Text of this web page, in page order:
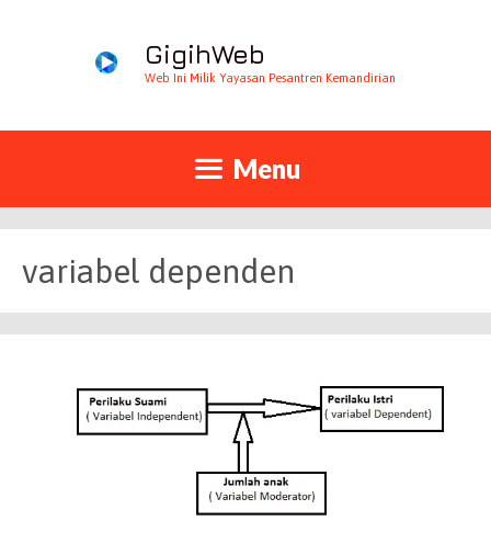
GigihWeb
Web Ini Milik Yayasan Pesantren Kemandirian
Menu
variabel dependen